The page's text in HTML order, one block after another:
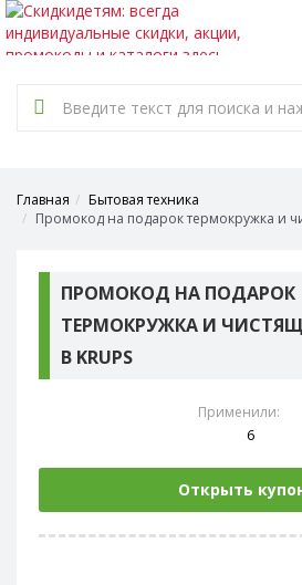
Главная
Бытовая техника
Промокод на подарок термокружка и
ПРОМОКОД НА ПОДАРОК
ТЕРМОКРУЖКА И
В KRUPS
Применили:
6
Открыть